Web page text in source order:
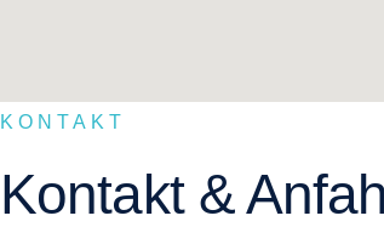
KONTAKT
Kontakt &